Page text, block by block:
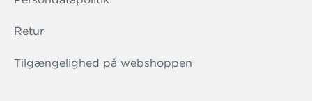
Retur
Tilgængelighed på webshoppen